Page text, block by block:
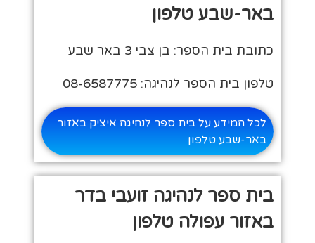
באר-שבע טלפון
כתובת בית הספר: בן צבי 3 באר שבע
טלפון בית הספר לנהיגה: 08-6587775
לכל המידע על בית ספר לנהיגה איציק באזור
באר-שבע טלפון
בית ספר לנהיגה זועבי בדר
באזור עפולה טלפון